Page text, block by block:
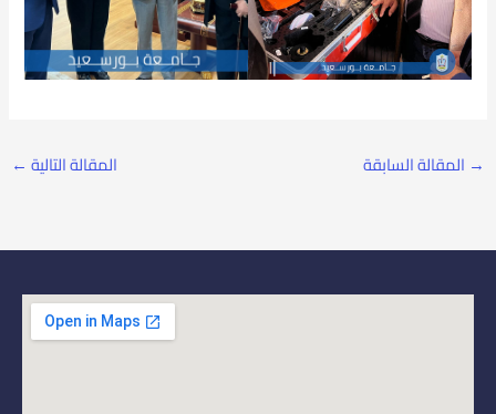
→ المقالة السابقة المقالة التالية ←